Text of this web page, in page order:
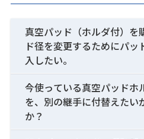
真空パッド（ホルダ付）を
ド径を変更するためにパッ
入したい。
今使っている真空パッドホ
を、別の継手に付替えたい
か？